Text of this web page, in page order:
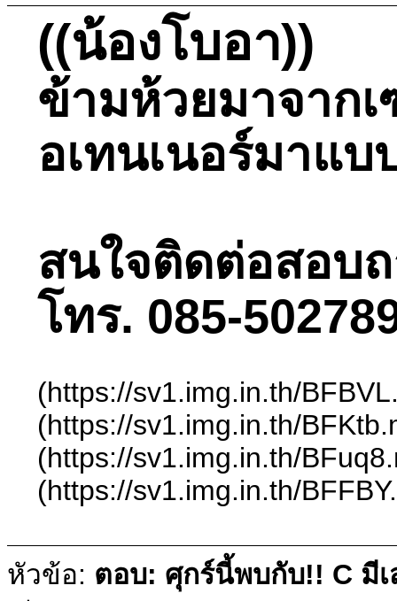
((น้องโบอา))
ข้ามห้วยมาจาก
อเทนเนอร์มาแ
สนใจติดต่อสอบ
โทร. 085-
(https://sv1.img.in.th/
(https://sv1.img.in.th/
(https://sv1.img.in.th/
(https://sv1.img.in.th/
หัวข้อ: ตอบ: ศุกร์นี้พบกับ!! C มี